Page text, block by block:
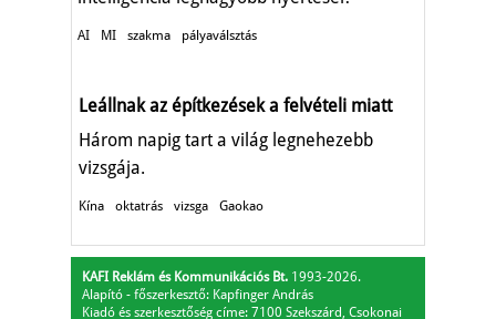
AI MI szakma pályaválsztás
Leállnak az építkezések a felvételi miatt
Három napig tart a világ legnehezebb
vizsgája.
Kína oktatrás vizsga Gaokao
KAFI Reklám és Kommunikációs Bt. 1993-2026.
Alapító - főszerkesztő: Kapfinger András
Kiadó és szerkesztőség címe: 7100 Szekszárd, Csokonai